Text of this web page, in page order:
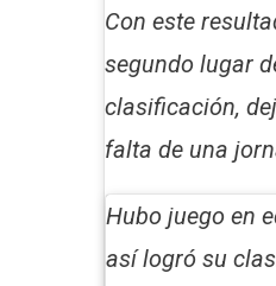
Con este
segundo lugar
clasificación,
falta de una
Hubo juego en
así logró su